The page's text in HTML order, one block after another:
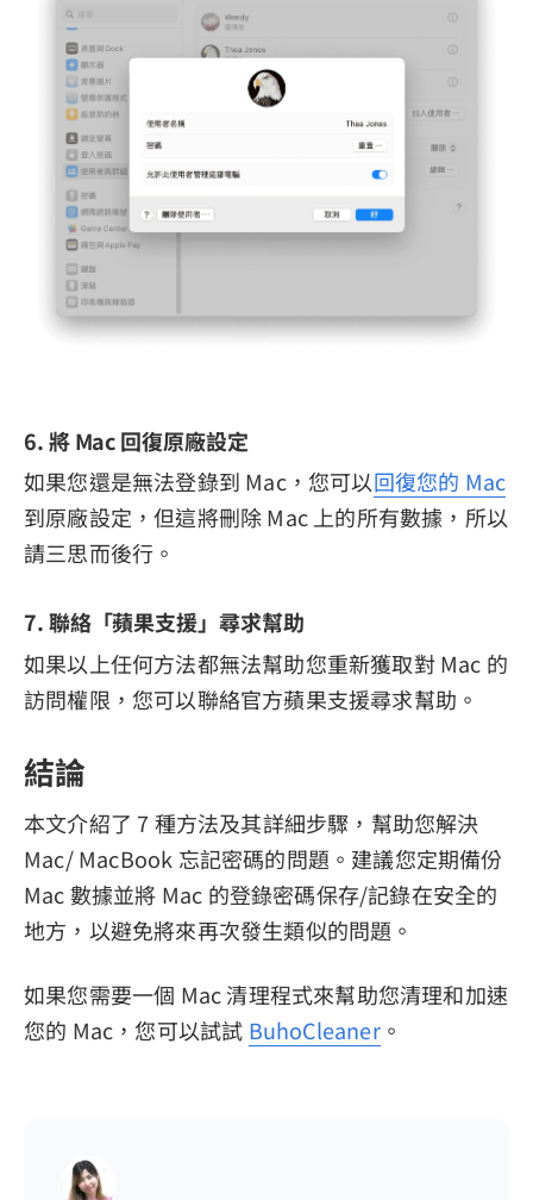
6. 將 Mac 回復原廠設定
如果您還是無法登錄到 Mac，您可以回復您的 Mac
到原廠設定，但這將刪除 Mac 上的所有數據，所以
請三思而後行。
7. 聯絡「蘋果支援」尋求幫助
如果以上任何方法都無法幫助您重新獲取對 Mac 的
訪問權限，您可以聯絡官方蘋果支援尋求幫助。
結論
本文介紹了 7 種方法及其詳細步驟，幫助您解決
Mac/ MacBook 忘記密碼的問題。建議您定期備份
Mac 數據並將 Mac 的登錄密碼保存/記錄在安全的
地方，以避免將來再次發生類似的問題。
如果您需要一個 Mac 清理程式來幫助您清理和加速
您的 Mac，您可以試試 BuhoCleaner。